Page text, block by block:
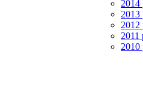
2014
2013
2012
2011
2010